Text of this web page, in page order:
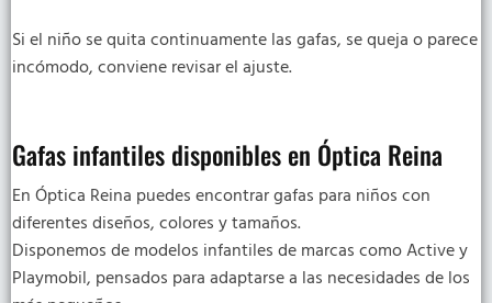
Si el niño se quita continuamente las gafas, se queja o parece
incómodo, conviene revisar el ajuste.
Gafas infantiles disponibles en Óptica Reina
En Óptica Reina puedes encontrar gafas para niños con
diferentes diseños, colores y tamaños.
Disponemos de modelos infantiles de marcas como Active y
Playmobil, pensados para adaptarse a las necesidades de los